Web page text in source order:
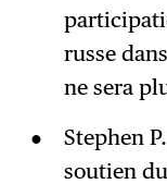
russe
ne sera
Stephen
soutien